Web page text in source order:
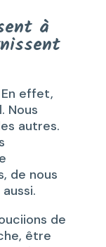
à
effet,
Nous
autres.
de nous
de
être